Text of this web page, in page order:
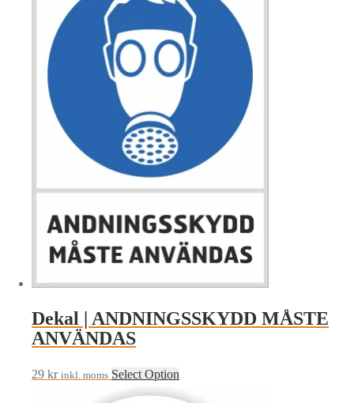
Dekal | ANDNINGSSKYDD MÅSTE
ANVÄNDAS
29 kr inkl. moms Select Option